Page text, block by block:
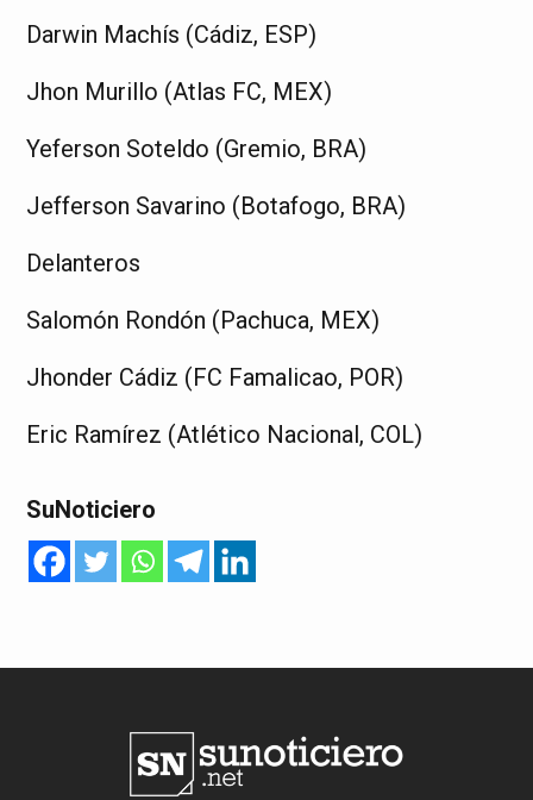
Darwin Machís (Cádiz, ESP)
Jhon Murillo (Atlas FC, MEX)
Yeferson Soteldo (Gremio, BRA)
Jefferson Savarino (Botafogo, BRA)
Delanteros
Salomón Rondón (Pachuca, MEX)
Jhonder Cádiz (FC Famalicao, POR)
Eric Ramírez (Atlético Nacional, COL)
SuNoticiero